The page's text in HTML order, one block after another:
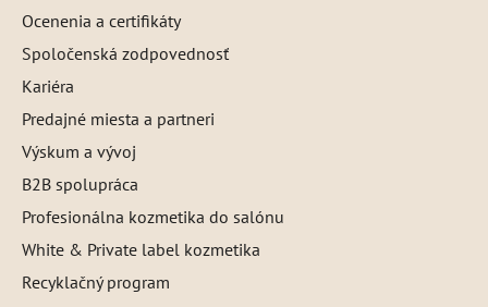
Ocenenia a certifikáty
Spoločenská zodpovednosť
Kariéra
Predajné miesta a partneri
Výskum a vývoj
B2B spolupráca
Profesionálna kozmetika do salónu
White & Private label kozmetika
Recyklačný program